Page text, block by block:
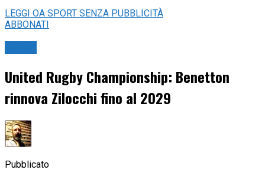
LEGGI OA SPORT SENZA PUBBLICITÀ
ABBONATI
United Rugby Championship: Benetton
rinnova Zilocchi fino al 2029
Pubblicato